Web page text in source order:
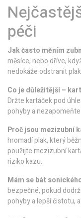
péči
Jak často měním
měsíce, nebo dříve,
nedokáže odstranit
Co je důležitější –
Držte kartáček pod
pohyby a
Proč jsou mezizubní
hromadí plak, který
použijte mezizubní
riziko kazu.
Mám se bát
bezpečné, pokud
pohyby a lepší čistotu,